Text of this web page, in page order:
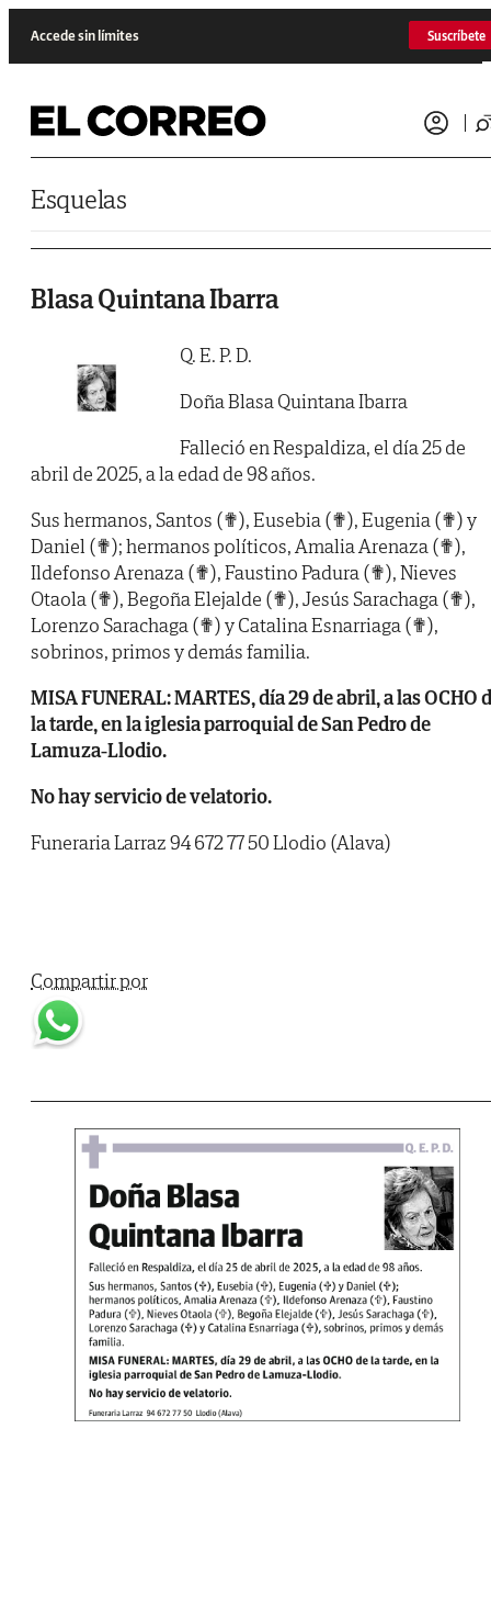
Accede sin límites Suscríbete
Esquelas
Blasa Quintana Ibarra
Q. E. P. D.
Doña Blasa Quintana Ibarra
Falleció en Respaldiza, el día 25 de
abril de 2025, a la edad de 98 años.
Sus hermanos, Santos (✟), Eusebia (✟), Eugenia (✟) y
Daniel (✟); hermanos políticos, Amalia Arenaza (✟),
Ildefonso Arenaza (✟), Faustino Padura (✟), Nieves
Otaola (✟), Begoña Elejalde (✟), Jesús Sarachaga (✟),
Lorenzo Sarachaga (✟) y Catalina Esnarriaga (✟),
sobrinos, primos y demás familia.
MISA FUNERAL: MARTES, día 29 de abril, a las OCHO
la tarde, en la iglesia parroquial de San Pedro de
Lamuza-Llodio.
No hay servicio de velatorio.
Funeraria Larraz 94 672 77 50 Llodio (Alava)
Compartir por